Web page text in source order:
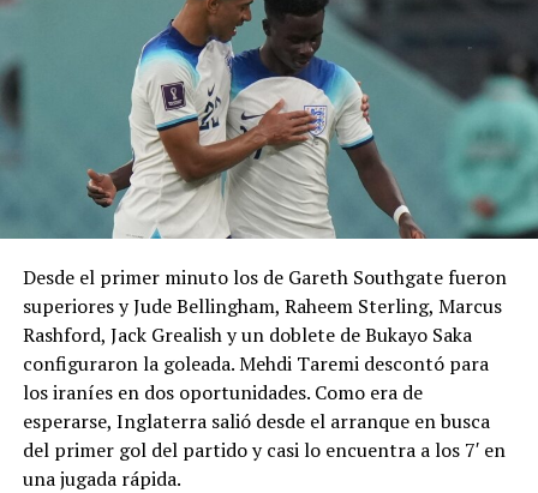
Desde el primer minuto los de Gareth Southgate fueron
superiores y Jude Bellingham, Raheem Sterling, Marcus
Rashford, Jack Grealish y un doblete de Bukayo Saka
configuraron la goleada. Mehdi Taremi descontó para
los iraníes en dos oportunidades. Como era de
esperarse, Inglaterra salió desde el arranque en busca
del primer gol del partido y casi lo encuentra a los 7′ en
una jugada rápida.